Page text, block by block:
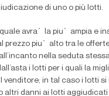
di uno o più lotti.
avra` la piu` ampia e
prezzo piu` alto tra le
nella seduta
i lotti per i quali la
in tal caso i lotti
danni ai lotti